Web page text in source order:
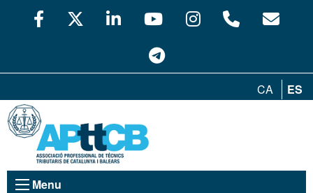
CA ES
Menu